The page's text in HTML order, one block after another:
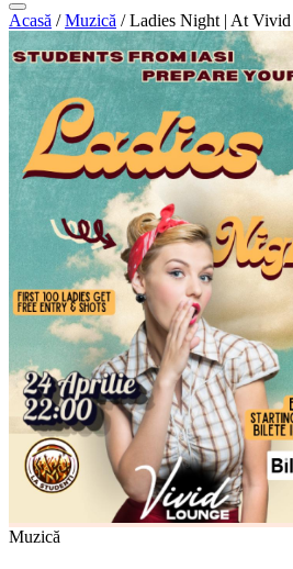
Acasă / Muzică / Ladies Night | At
Muzică